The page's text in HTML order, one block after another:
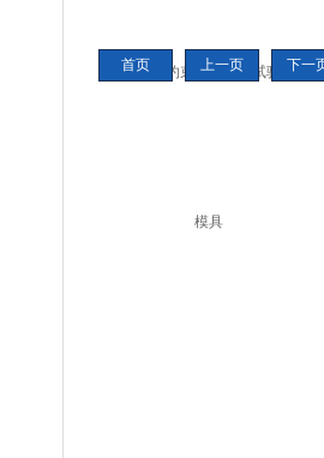
抗
首页 上一页 下一